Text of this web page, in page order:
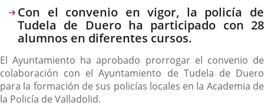
Descripción
Con el convenio en vigor, la policía de
Tudela de Duero ha participado con 28
alumnos en diferentes cursos.
El Ayuntamiento ha aprobado prorrogar el convenio de
colaboración con el Ayuntamiento de Tudela de Duero
para la formación de sus policías locales en la Academia de
la Policía de Valladolid.